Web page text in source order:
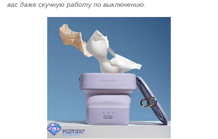
вас даже скучную работу по выключению.